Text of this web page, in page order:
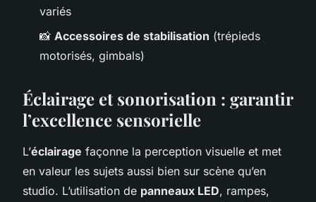
variés
📸 Accessoires de stabilisation (trépieds
motorisés, gimbals)
Éclairage et sonorisation : garantir
l’excellence sensorielle
L’éclairage façonne la perception visuelle et met
en valeur les sujets aussi bien sur scène qu’en
studio. L’utilisation de panneaux LED, rampes,